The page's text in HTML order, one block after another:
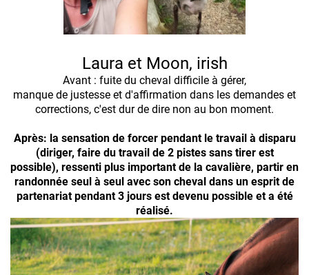
Laura et Moon, irish
Avant : fuite du cheval difficile à gérer,
manque de justesse et d'affirmation dans les demandes et
corrections, c'est dur de dire non au bon moment.
Après: la sensation de forcer pendant le travail à disparu
(diriger, faire du travail de 2 pistes sans tirer est
possible), ressenti plus important de la cavalière, partir en
randonnée seul à seul avec son cheval dans un esprit de
partenariat pendant 3 jours est devenu possible et a été
réalisé.